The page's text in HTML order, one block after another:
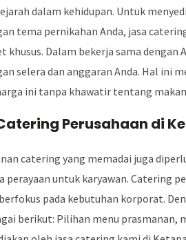
dalam kehidupan. Untuk
tema pernikahan Anda, jasa
khusus. Dalam bekerja sama dengan
selera dan anggaran Anda. Hal ini
ini tanpa khawatir tentang
Perusahaan di
catering yang memadai juga
perayaan untuk karyawan. Catering
pada kebutuhan korporat.
berikut: Pilihan menu prasmanan,